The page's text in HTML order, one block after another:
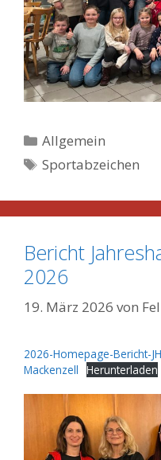
Kategorien
Allgemein
Schlagwörter
Sportabzeichen
Bericht
2026
19. März 2026 von
2026-Homepage-Bericht-
Mackenzell Herunterladen